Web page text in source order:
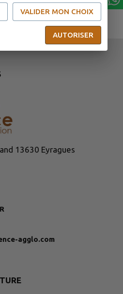
13630 Eyragues
agglo.com
VALIDER MON CHOIX
AUTORISER